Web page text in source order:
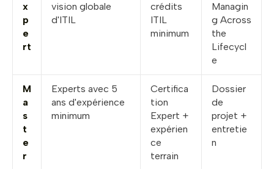
x
p
e
rt
vision globale
d'ITIL
crédits
ITIL
minimum
Managin
g Across
the
Lifecycl
e
M
a
s
t
e
r
Experts avec 5
ans d'expérience
minimum
Certifica
tion
Expert +
expérien
ce
terrain
Dossier
de
projet +
entretie
n